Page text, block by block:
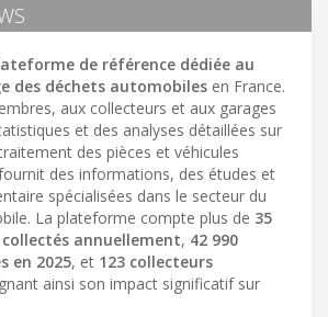
de référence dédiée au
des déchets automobiles en France.
aux collecteurs et aux garages
et des analyses détaillées sur
des pièces et véhicules
des informations, des études et
spécialisées dans le secteur du
La plateforme compte plus de 35
annuellement, 42 990
en 2025, et 123 collecteurs
ainsi son impact significatif sur